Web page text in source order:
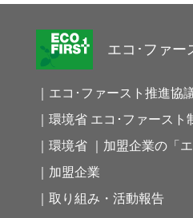
エコ･ファー
｜エコ･ファースト推進協
｜環境省 エコ･ファースト
｜環境省 ｜加盟企業の「
｜加盟企業
｜取り組み・活動報告